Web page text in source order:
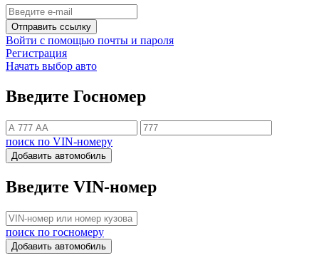
Отправить ссылку
Войти с помощью почты и пароля
Регистрация
Начать выбор авто
Введите Госномер
поиск по VIN-номеру
Добавить автомобиль
Введите VIN-номер
поиск по госномеру
Добавить автомобиль